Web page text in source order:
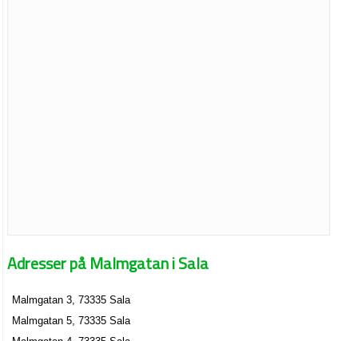
Adresser på Malmgatan i Sala
Malmgatan 3, 73335 Sala
Malmgatan 5, 73335 Sala